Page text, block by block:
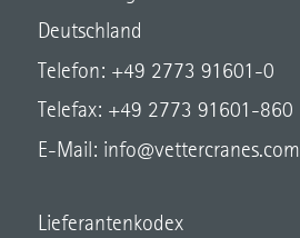
Deutschland
Telefon: +49 2773 91601-0
Telefax: +49 2773 91601-860
E-Mail: info@vettercranes.com
Lieferantenkodex